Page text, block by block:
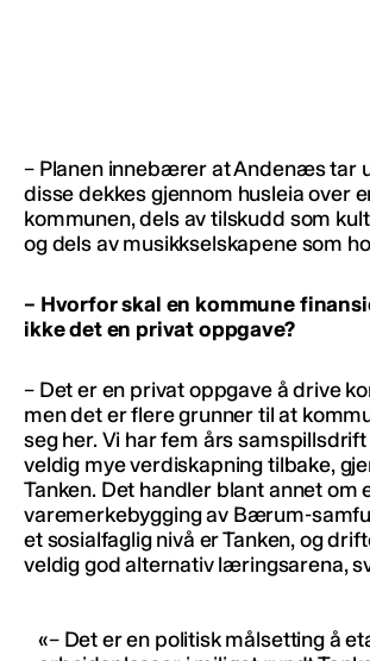
– Planen innebærer at Andenæs tar
disse dekkes gjennom husleia over
kommunen, dels av tilskudd som
og dels av musikkselskapene som
– Hvorfor skal en kommune
ikke det en privat oppgave?
– Det er en privat oppgave å drive
men det er flere grunner til at
seg her. Vi har fem års
veldig mye verdiskapning tilbake,
Tanken. Det handler blant annet om
varemerkebygging av Bærum-
et sosialfaglig nivå er Tanken, og
veldig god alternativ læringsarena,
– Det er en politisk målsetting å